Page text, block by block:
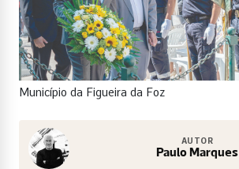
Município da Figueira da Foz
AUTOR
Paulo Marques